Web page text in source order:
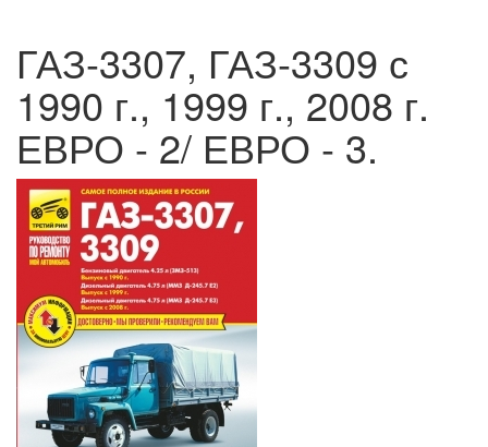
ГАЗ-3307, ГАЗ-3309 с
1990 г., 1999 г., 2008 г.
ЕВРО - 2/ ЕВРО - 3.